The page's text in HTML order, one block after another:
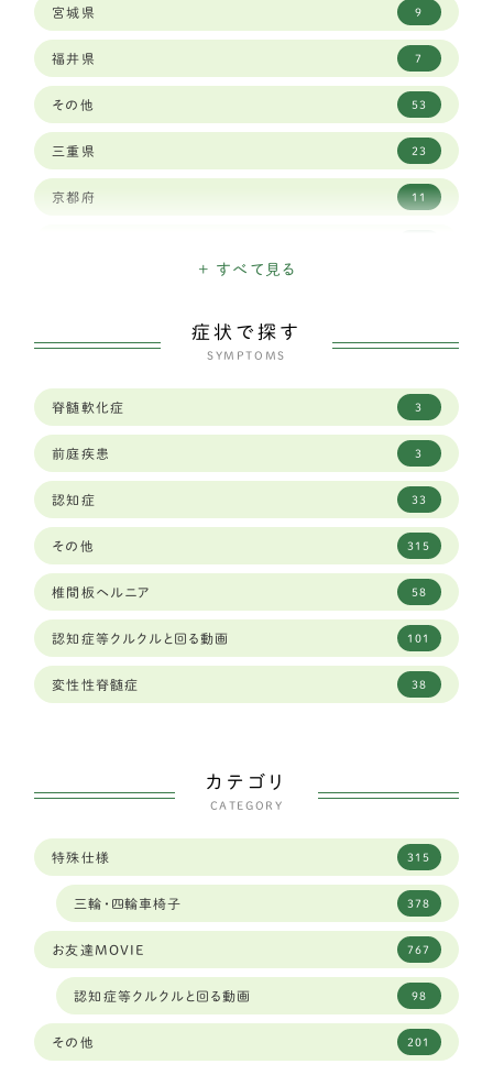
バーニーズマウンテンドッグ 6
ロットワイラー 1
ワイマラナー 3
ゴールデンレトリバー 12
バーニーズマウンテン
オールドイングリッシュシープドッグ
グレートピレニーズ 6
レオンベルガー 1
ジャーマンシェパード 8
ラブラドールレトリーバー 59
秋田犬 2
ゴールデンレトリーバー 13
バセットハウンド 3
中型犬 289
ダルメシアン 1
琉球犬ミックス 2
ワイヤーフォックステリア 6
ミディアムプードル 2
宮城県 9
福井県 7
その他 53
三重県 23
京都府 11
和歌山県 8
埼玉県 23
大分県 1
大阪府 34
奈良県 12
山口県 2
山形県 2
岐阜県 96
6
岩手県 3
4
広島 1
4
+ すべて見る
症状で探す
SYMPTOMS
脊髄軟化症 3
前庭疾患 3
認知症 33
その他 315
椎間板ヘルニア 58
認知症等クルクルと回る動画 101
変性性脊髄症 38
カテゴリ
CATEGORY
特殊仕様 315
三輪・四輪車椅子 378
お友達MOVIE 767
認知症等クルクルと回る動画 98
その他 201